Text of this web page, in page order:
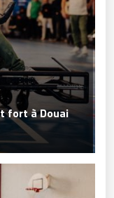
fort à Douai